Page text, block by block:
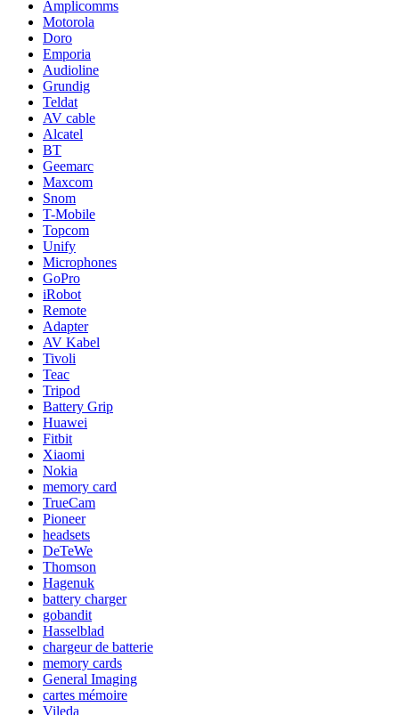
Amplicomms
Motorola
Doro
Emporia
Audioline
Grundig
Teldat
AV cable
Alcatel
BT
Geemarc
Maxcom
Snom
T-Mobile
Topcom
Unify
Microphones
GoPro
iRobot
Remote
Adapter
AV Kabel
Tivoli
Teac
Tripod
Battery Grip
Huawei
Fitbit
Xiaomi
Nokia
memory card
TrueCam
Pioneer
headsets
DeTeWe
Thomson
Hagenuk
battery charger
gobandit
Hasselblad
chargeur de batterie
memory cards
General Imaging
cartes mémoire
Vileda